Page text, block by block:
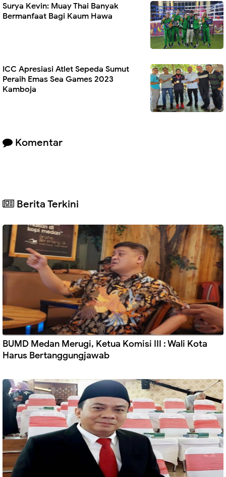
Surya Kevin: Muay Thai Banyak
Bermanfaat Bagi Kaum Hawa
ICC Apresiasi Atlet Sepeda Sumut
Peraih Emas Sea Games 2023
Kamboja
Komentar
Berita Terkini
BUMD Medan Merugi, Ketua Komisi III : Wali Kota
Harus Bertanggungjawab